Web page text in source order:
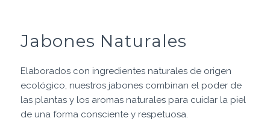
Jabones Naturales
Elaborados con ingredientes naturales de origen
ecológico, nuestros jabones combinan el poder de
las plantas y los aromas naturales para cuidar la piel
de una forma consciente y respetuosa.